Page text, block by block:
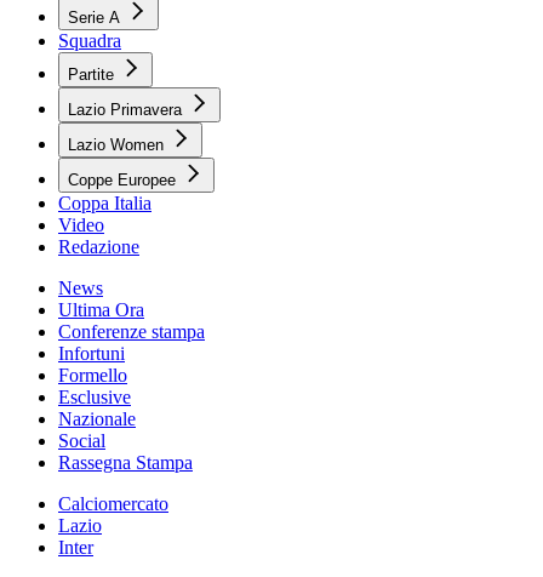
Serie A
Squadra
Partite
Lazio Primavera
Lazio Women
Coppe Europee
Coppa Italia
Video
Redazione
News
Ultima Ora
Conferenze stampa
Infortuni
Formello
Esclusive
Nazionale
Social
Rassegna Stampa
Calciomercato
Lazio
Inter